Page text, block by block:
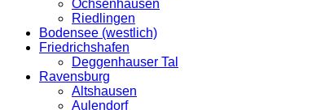
Ochsenhausen
Riedlingen
Bodensee (westlich)
Friedrichshafen
Deggenhauser Tal
Ravensburg
Altshausen
Aulendorf